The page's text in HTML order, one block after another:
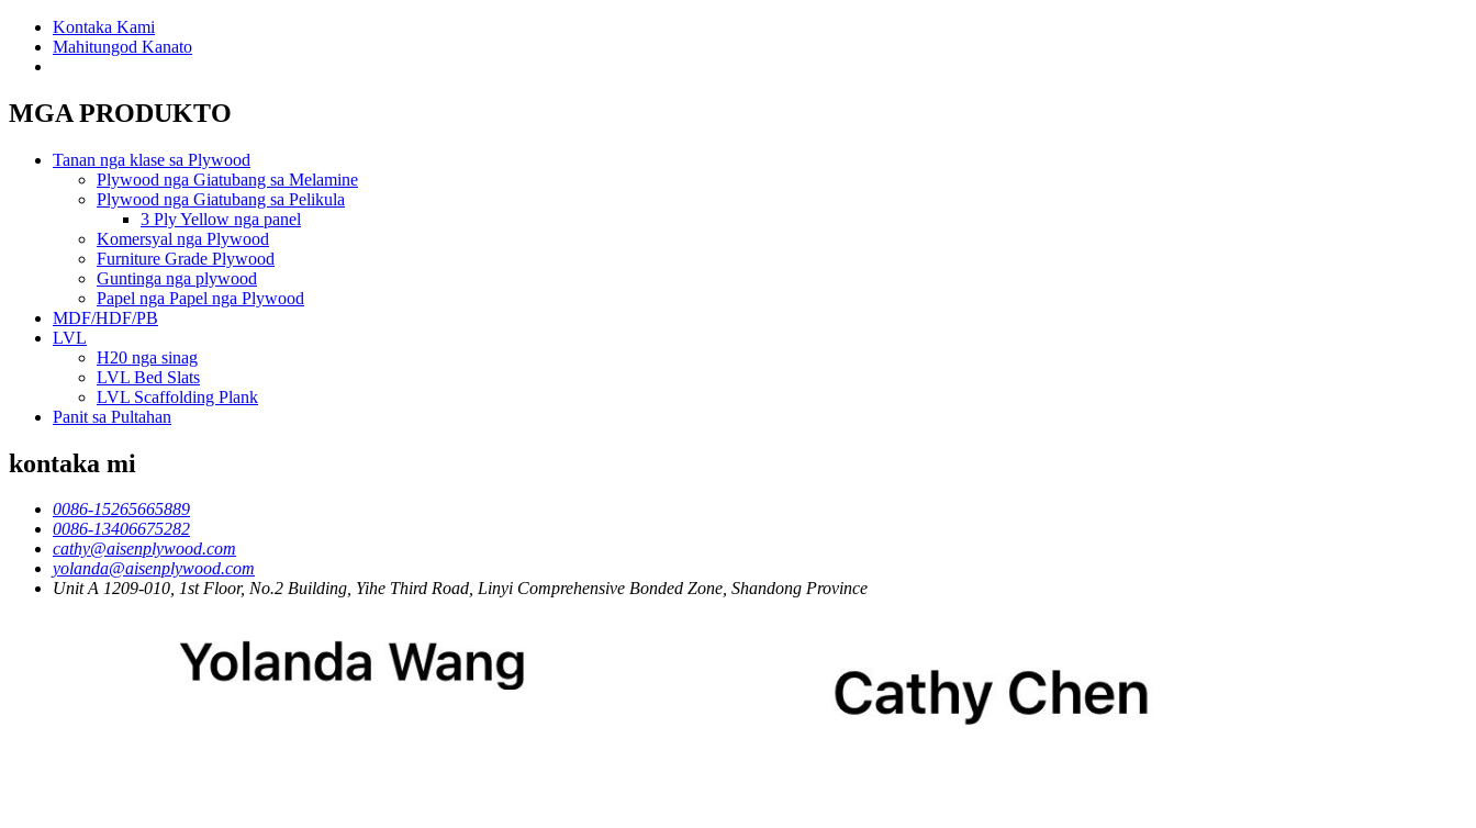
Kontaka Kami
Mahitungod Kanato
MGA PRODUKTO
Tanan nga klase sa Plywood
Plywood nga Giatubang sa Melamine
Plywood nga Giatubang sa Pelikula
3 Ply Yellow nga panel
Komersyal nga Plywood
Furniture Grade Plywood
Guntinga nga plywood
Papel nga Papel nga Plywood
MDF/HDF/PB
LVL
H20 nga sinag
LVL Bed Slats
LVL Scaffolding Plank
Panit sa Pultahan
kontaka mi
0086-15265665889
0086-13406675282
cathy@aisenplywood.com
yolanda@aisenplywood.com
Unit A 1209-010, 1st Floor, No.2 Building, Yihe Third Road, Linyi Comprehensive Bonded Zone, Shandong Province